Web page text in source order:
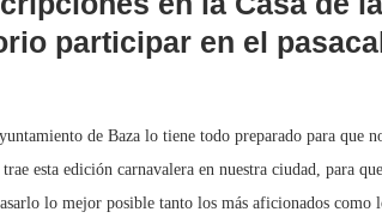
participar en el
de Baza lo tiene todo preparado para que
esta edición carnavalera en nuestra ciudad, para
lo mejor posible tanto los más aficionados como